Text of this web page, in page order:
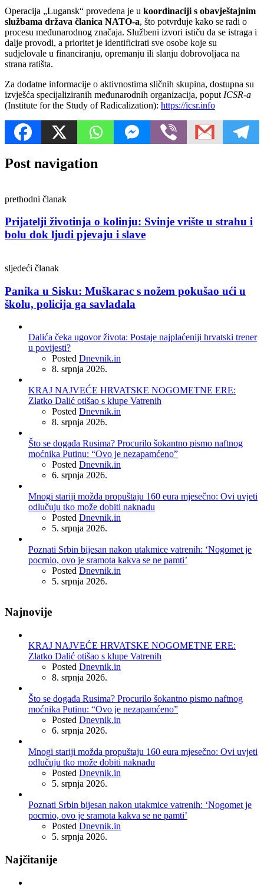
Operacija „Lugansk“ provedena je u koordinaciji s obavještajnim
službama država članica NATO-a, što potvrđuje kako se radi o
procesu međunarodnog značaja. Službeni izvori ističu da se istraga i
dalje provodi, a prioritet je identificirati sve osobe koje su
sudjelovale u financiranju, opremanju ili slanju dobrovoljaca na
strana ratišta.
Za dodatne informacije o aktivnostima sličnih skupina, dostupna su
izvješća specijaliziranih međunarodnih organizacija, poput ICSR-a
(Institute for the Study of Radicalization): https://icsr.info
Post navigation
prethodni članak
Prijatelji životinja o kolinju: Svinje vrište u strahu i
bolu dok ljudi pjevaju i slave
sljedeći članak
Panika u Sisku: Muškarac s nožem pokušao ući u
školu, policija ga savladala
Dalića čeka ugovor života: Postaje najplaćeniji hrvatski trener
u povijesti?
Posted Dnevnik.in
8. srpnja 2026.
KRAJ NAJVEĆE HRVATSKE NOGOMETNE ERE:
Zlatko Dalić otišao s klupe Vatrenih
Posted Dnevnik.in
8. srpnja 2026.
Što se događa Rusima? Procurilo šokantno pismo naftnog
moćnika Putinu: “Ovo je nezapamćeno”
Posted Dnevnik.in
6. srpnja 2026.
Mnogi stariji možda propuštaju 160 eura mjesečno: Ovi uvjeti
odlučuju tko može dobiti naknadu
Posted Dnevnik.in
5. srpnja 2026.
Poznati Srbin bijesan nakon utakmice vatrenih: ‘Nogomet je
pocrnio, ovo je sramota kakva se ne pamti’
Posted Dnevnik.in
5. srpnja 2026.
Najnovije
KRAJ NAJVEĆE HRVATSKE NOGOMETNE ERE:
Zlatko Dalić otišao s klupe Vatrenih
Posted Dnevnik.in
8. srpnja 2026.
Što se događa Rusima? Procurilo šokantno pismo naftnog
moćnika Putinu: “Ovo je nezapamćeno”
Posted Dnevnik.in
6. srpnja 2026.
Mnogi stariji možda propuštaju 160 eura mjesečno: Ovi uvjeti
odlučuju tko može dobiti naknadu
Posted Dnevnik.in
5. srpnja 2026.
Poznati Srbin bijesan nakon utakmice vatrenih: ‘Nogomet je
pocrnio, ovo je sramota kakva se ne pamti’
Posted Dnevnik.in
5. srpnja 2026.
Najčitanije